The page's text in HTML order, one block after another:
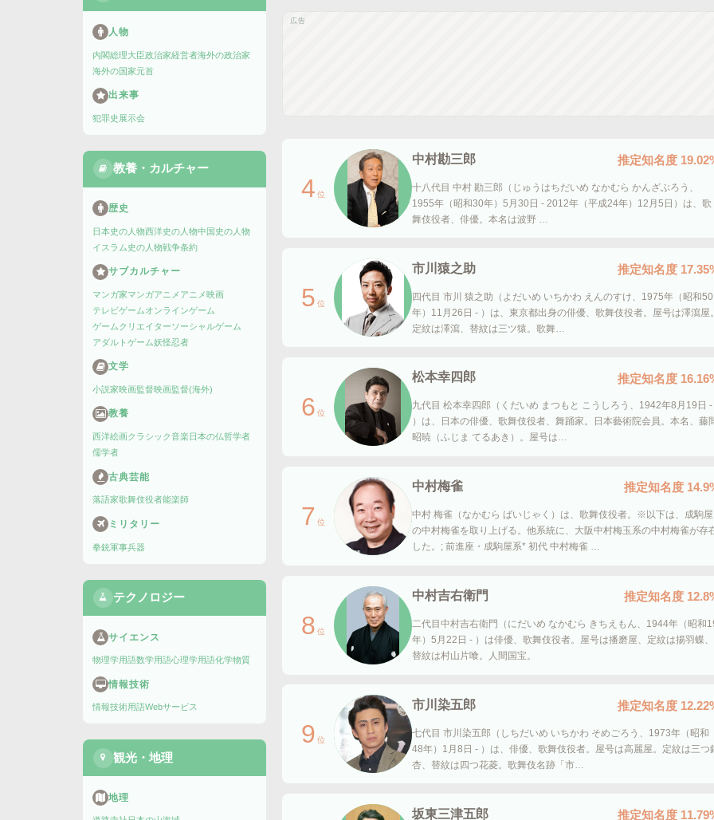
人物
内閣総理大臣政治家経営者海外の政治家
海外の国家元首
出来事
犯罪史 展示会
教養・カルチャー
歴史
日本史の人物西洋史の人物中国史の人物
イスラム史の人物戦争条約
サブカルチャー
マンガ家マンガアニメ アニメ映画
テレビゲームオンラインゲーム
ゲームクリエイターソーシャルゲーム
アダルトゲーム妖怪忍者
文学
小説家映画監督映画監督(海外)
教養
西洋絵画クラシック音楽 日本の仏哲学者
儒学者
古典芸能
落語家歌舞伎役者能楽師
ミリタリー
拳銃軍事兵器
テクノロジー
サイエンス
物理学用語数学用語心理学用語化学物質
情報技術
情報技術用語Webサービス
観光・地理
地理
広告
4 位
中村勘三郎 推定知名度
十八代目 中村 勘三郎（じゅうはちだいめ なかむら かんざぶろう、
1955年（昭和30年）5月30日 - 2012年（平成24年）12月5日）は、歌
舞伎役者、俳優。本名は波野 …
5 位
市川猿之助 推定知名度
四代目 市川 猿之助（よだいめ いちかわ えんのすけ、1975年（昭和50
年）11月26日 - ）は、東京都出身の俳優、歌舞伎役者。屋号は澤瀉屋。
定紋は澤瀉、替紋は三ツ猿。歌舞…
6 位
松本幸四郎 推定知名度
九代目 松本幸四郎（くだいめ まつもと こうしろう、1942年8月19日 -
）は、日本の俳優、歌舞伎役者、舞踊家。日本藝術院会員。本名、藤
昭暁（ふじま てるあき）。屋号は…
7 位
中村梅雀 推定知名度
中村 梅雀（なかむら ばいじゃく）は、歌舞伎役者。※以下は、成駒屋
の中村梅雀を取り上げる。他系統に、大阪中村梅玉系の中村梅雀が存
した。; 前進座・成駒屋系* 初代 中村梅雀 …
8 位
中村吉右衛門 推定知名度
二代目中村吉右衛門（にだいめ なかむら きちえもん、1944年（昭和
年）5月22日 - ）は俳優、歌舞伎役者。屋号は播磨屋、定紋は揚羽蝶、
替紋は村山片喰。人間国宝。
9 位
市川染五郎 推定知名度
七代目 市川染五郎（しちだいめ いちかわ そめごろう、1973年（昭和
48年）1月8日 - ）は、俳優、歌舞伎役者。屋号は高麗屋。定紋は三つ
杏、替紋は四つ花菱。歌舞伎名跡「市…
坂東三津五郎 推定知名度